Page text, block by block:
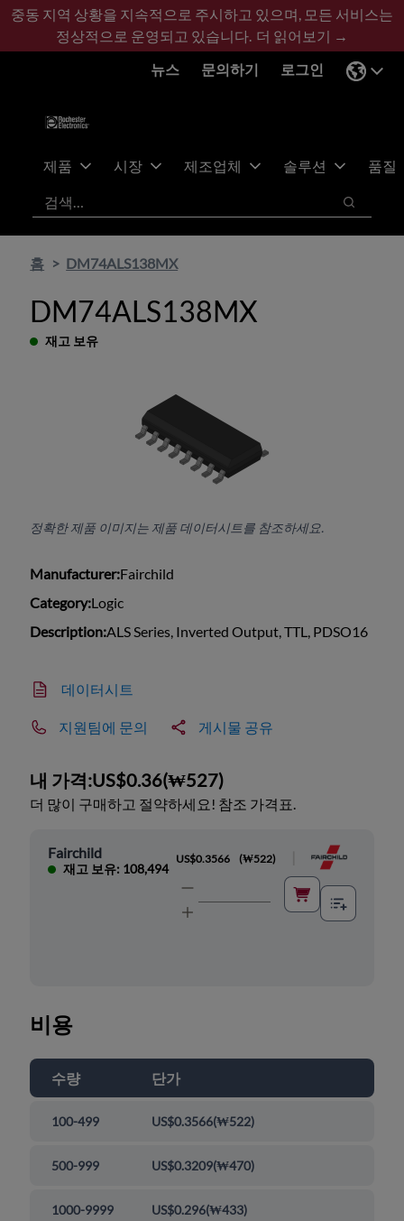
기
콘
바
글
중동 지역 상황을 지속적으로 주시하고 있으며, 모든 서비스는
정상적으로 운영되고 있습니다. 더 읽어보기 →
뉴스
문의하기 로그인
제품 시장 제조업체 솔루션
품질
검색
검색
홈 DM74ALS138MX
DM74ALS138MX
재고 보유
정확한 제품 이미지는 제품 데이터시트를 참조하세요.
Manufacturer:Fairchild
Category:Logic
Description:ALS Series, Inverted Output, TTL, PDSO16
데이터시트
지원팀에 문의 게시물 공유
내 가격:US$0.36(₩527)
더 많이 구매하고 절약하세요! 참조 가격표.
Fairchild
재고 보유: 108,494
US$0.3566 (₩522)
비용
수량 단가
100-499 US$0.3566(₩522)
500-999 US$0.3209(₩470)
1000-9999 US$0.296(₩433)